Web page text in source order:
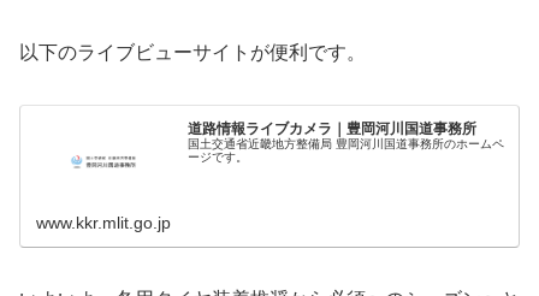
以下のライブビューサイトが便利です。
道路情報ライブカメラ｜豊岡河川国道事務所
国土交通省近畿地方整備局 豊岡河川国道事務所のホームペ
ージです。
www.kkr.mlit.go.jp